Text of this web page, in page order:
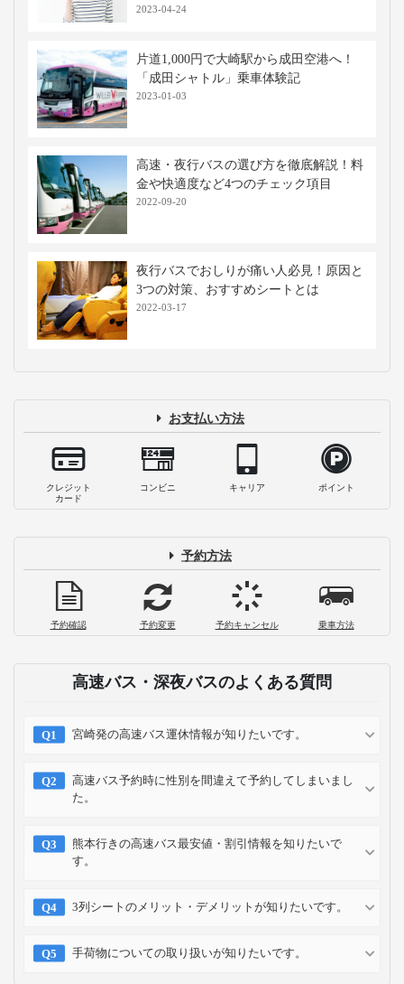
高速バス・深夜バスの関連記事
バスタ新宿はどうやって行くの？高速バ
ス乗り場までの行き方と最新の施設案内
仕切りカーテン付き高速バス・夜行バス
に乗車！メリットや使用マナーを解説
【必見】高速バス・夜行バスが乗れば乗
2023-04-24
片道1,000円で大崎駅から成田空港へ！
「成田シャトル」乗車体験記
2023-01-03
高速・夜行バスの選び方を徹底解説！料
金や快適度など4つのチェック項目
2022-09-20
夜行バスでおしりが痛い人必見！原因と
お支払い方法
クレジット
カード
コンビニ キャリア ポイント